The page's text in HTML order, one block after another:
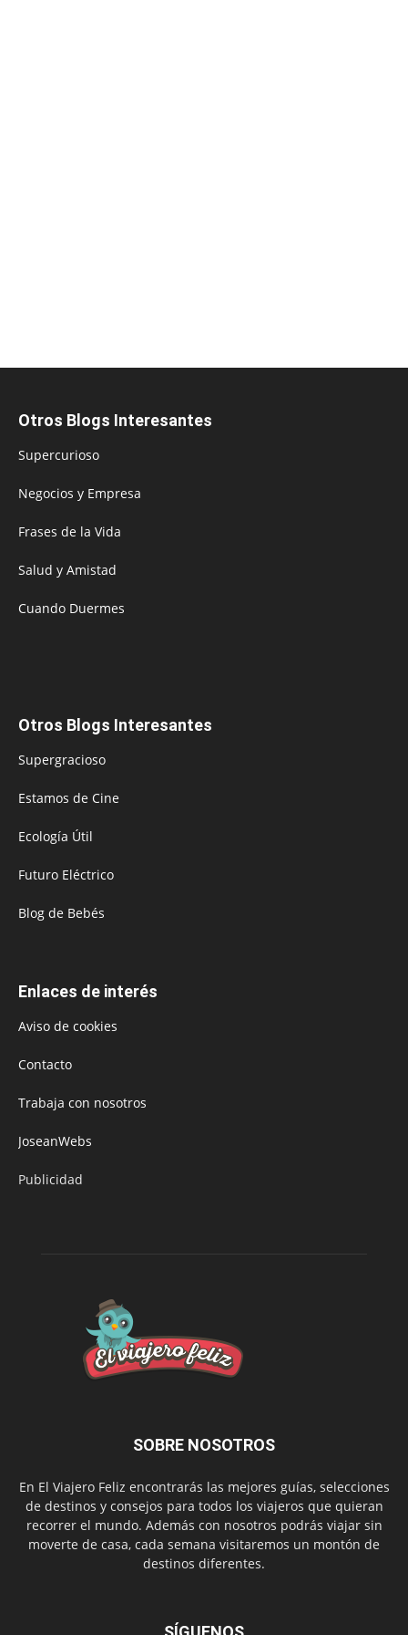
Otros Blogs Interesantes
Supercurioso
Negocios y Empresa
Frases de la Vida
Salud y Amistad
Cuando Duermes
Otros Blogs Interesantes
Supergracioso
Estamos de Cine
Ecología Útil
Futuro Eléctrico
Blog de Bebés
Enlaces de interés
Aviso de cookies
Contacto
Trabaja con nosotros
JoseanWebs
Publicidad
SOBRE NOSOTROS
En El Viajero Feliz encontrarás las mejores guías, selecciones
de destinos y consejos para todos los viajeros que quieran
recorrer el mundo. Además con nosotros podrás viajar sin
moverte de casa, cada semana visitaremos un montón de
destinos diferentes.